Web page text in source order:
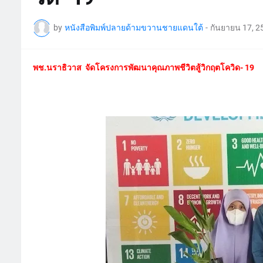
by หนังสือพิมพ์ปลายด้ามขวานชายแดนใต้ - กันยายน 17,
พช.นราธิวาส จัดโครงการพัฒนาคุณภาพชีวิตสู้วิกฤตโควิด- 19